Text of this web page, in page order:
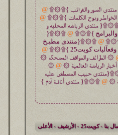
الصور والغرائب }۩۞۩ @
وبوح الكلمات }۩۞۩ @
منتدى الرياضه المحليه و
}۩۞۩ @۩۞۩{
@۩۞۩{منتدى مطبـخ
كويت25 }۩۞۩
@
۞ الطرائف والمواقف المضحكه ۞
الرياضة العالمية ۞ @۞
حبيب المصطفى عليه
۞ @۩۞۩{ منتدى أناقـة آدم }
بنا -كويت25 -الأرشيف-الأعلى